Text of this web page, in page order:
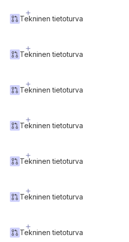
Tekninen tietoturva
Tekninen tietoturva
Tekninen tietoturva
Tekninen tietoturva
Tekninen tietoturva
Tekninen tietoturva
Tekninen tietoturva